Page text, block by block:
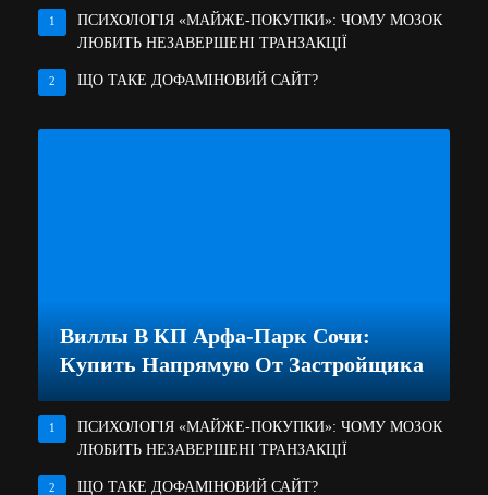
1
ПСИХОЛОГІЯ «МАЙЖЕ-ПОКУПКИ»: ЧОМУ МОЗОК
ЛЮБИТЬ НЕЗАВЕРШЕНІ ТРАНЗАКЦІЇ
2 ЩО ТАКЕ ДОФАМІНОВИЙ САЙТ?
Виллы В КП Арфа-Парк Сочи:
Купить Напрямую От Застройщика
1
ПСИХОЛОГІЯ «МАЙЖЕ-ПОКУПКИ»: ЧОМУ МОЗОК
ЛЮБИТЬ НЕЗАВЕРШЕНІ ТРАНЗАКЦІЇ
2 ЩО ТАКЕ ДОФАМІНОВИЙ САЙТ?